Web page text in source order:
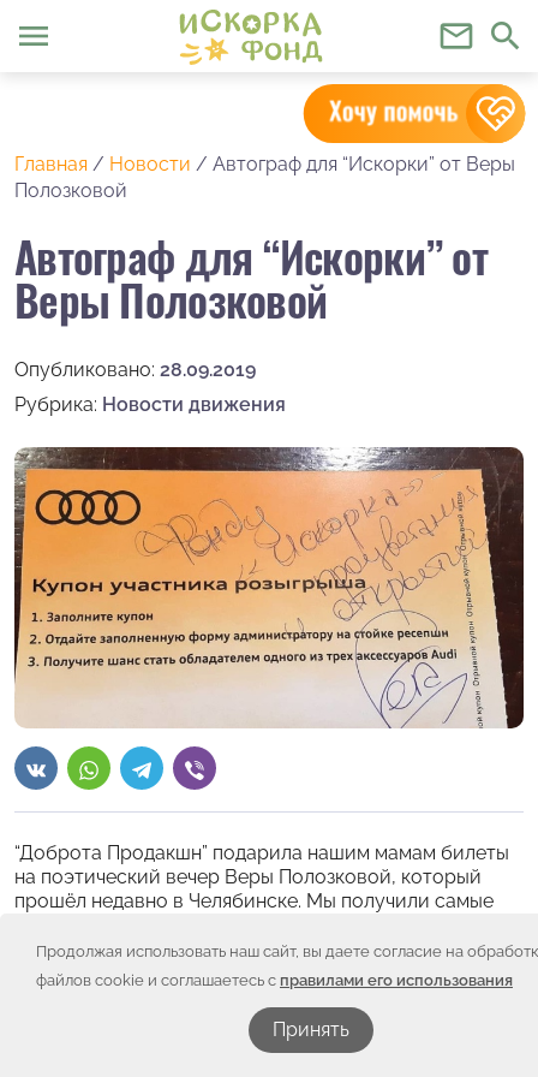
Продолжая использовать наш сайт, вы даете согласие на
файлов cookie и соглашаетесь с правилами его использования
Принять
menu mail_outline search
Главная / Новости / Автограф для “Искорки” от Веры
Полозковой
Автограф для “Искорки” от
Веры Полозковой
Опубликовано: 28.09.2019
Рубрика: Новости движения
“Доброта Продакшн” подарила нашим мамам билеты
на поэтический вечер Веры Полозковой, который
прошёл недавно в Челябинске. Мы получили самые
Ольга Куклева: “Спасибо за возможность
познакомиться с современной поэзией Веры
Татьяна Сачко: “Спасибо за чудный вечер) Вы всегда